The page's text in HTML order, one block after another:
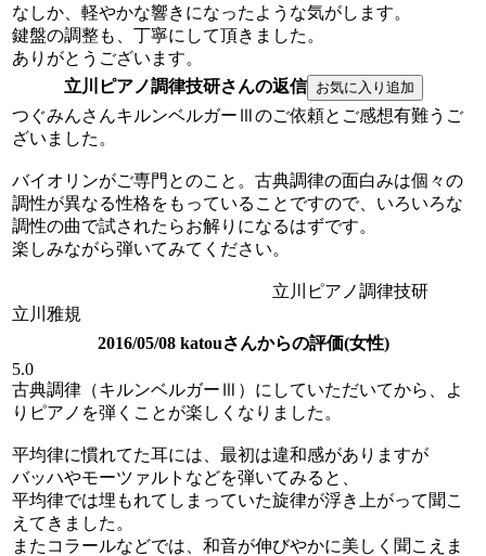
なしか、軽やかな響きになったような気がします。
鍵盤の調整も、丁寧にして頂きました。
ありがとうございます。
立川ピアノ調律技研さんの返信
つぐみんさんキルンベルガーⅢのご依頼とご感想有難うご
ざいました。
バイオリンがご専門とのこと。古典調律の面白みは個々の
調性が異なる性格をもっていることですので、いろいろな
調性の曲で試されたらお解りになるはずです。
楽しみながら弾いてみてください。
立川ピアノ調律技研
立川雅規
2016/05/08 katouさんからの評価(女性)
5.0
古典調律（キルンベルガーⅢ）にしていただいてから、よ
りピアノを弾くことが楽しくなりました。
平均律に慣れてた耳には、最初は違和感がありますが
バッハやモーツァルトなどを弾いてみると、
平均律では埋もれてしまっていた旋律が浮き上がって聞こ
えてきました。
またコラールなどでは、和音が伸びやかに美しく聞こえま